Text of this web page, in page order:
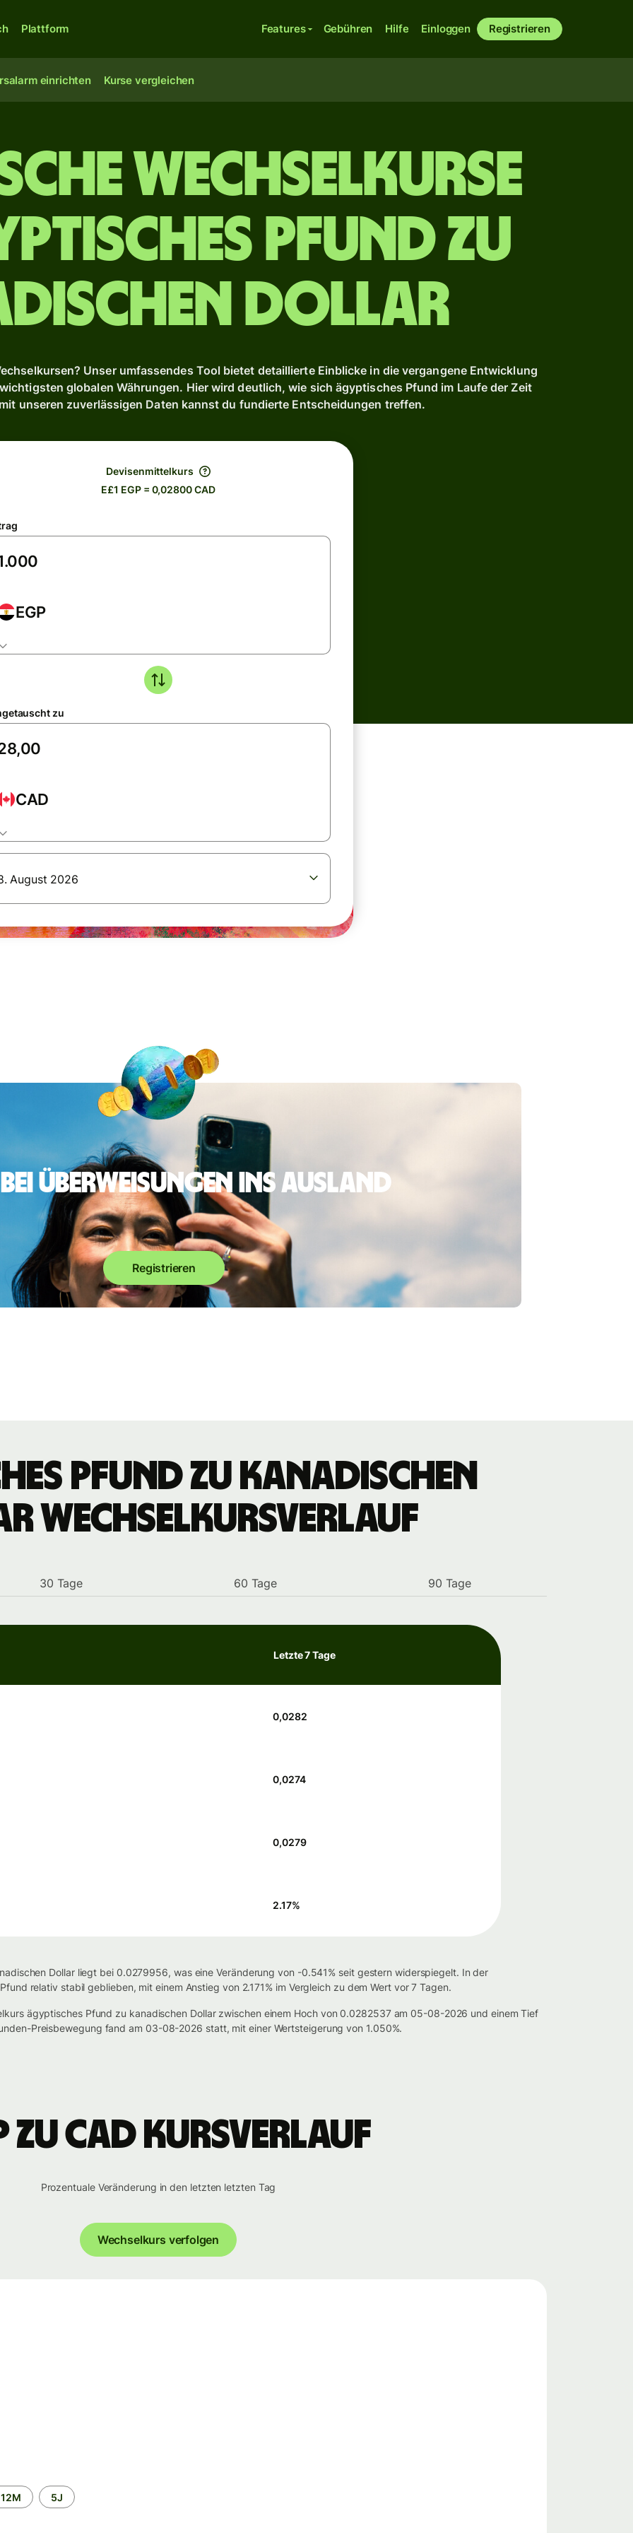
Plattform Features Gebühren Hilfe Einloggen Registrieren
einrichten Kurse vergleichen
Wechselkurse
Pfund zu
Dollar
Unser umfassendes Tool bietet detaillierte Einblicke in die vergangene Entwicklung
globalen Währungen. Hier wird deutlich, wie sich ägyptisches Pfund im Laufe der Zeit
unseren zuverlässigen Daten kannst du fundierte Entscheidungen treffen.
Devisenmittelkurs
E£1 EGP = 0,02800 CAD
EGP
zu
CAD
August 2026
Überweisungen ins Ausland
Registrieren
Pfund zu kanadischen
Wechselkursverlauf
30 Tage 60 Tage 90 Tage
Letzte 7 Tage
0,0282
0,0274
0,0279
2.17%
Dollar liegt bei 0.0279956, was eine Veränderung von -0.541% seit gestern widerspiegelt. In der
relativ stabil geblieben, mit einem Anstieg von 2.171% im Vergleich zu dem Wert vor 7 Tagen.
ägyptisches Pfund zu kanadischen Dollar zwischen einem Hoch von 0.0282537 am 05-08-2026 und einem Tief
Preisbewegung fand am 03-08-2026 statt, mit einer Wertsteigerung von 1.050%.
zu CAD Kursverlauf
Prozentuale Veränderung in den letzten letzten Tag
Wechselkurs verfolgen
12M 5J